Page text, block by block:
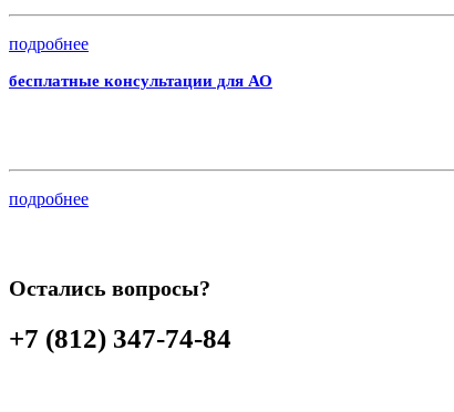
подробнее
бесплатные консультации для АО
подробнее
Остались вопросы?
+7 (812) 347-74-84